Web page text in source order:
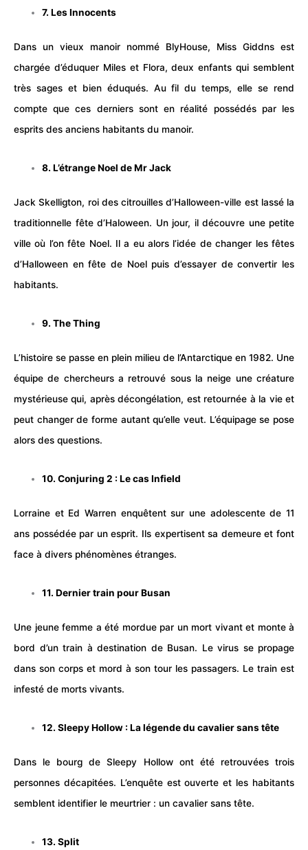
7. Les Innocents
Dans un vieux manoir nommé BlyHouse, Miss Giddns est
chargée d’éduquer Miles et Flora, deux enfants qui semblent
très sages et bien éduqués. Au fil du temps, elle se rend
compte que ces derniers sont en réalité possédés par les
esprits des anciens habitants du manoir.
8. L’étrange Noel de Mr Jack
Jack Skelligton, roi des citrouilles d’Halloween-ville est lassé la
traditionnelle fête d’Haloween. Un jour, il découvre une petite
ville où l’on fête Noel. Il a eu alors l’idée de changer les fêtes
d’Halloween en fête de Noel puis d’essayer de convertir les
habitants.
9. The Thing
L’histoire se passe en plein milieu de l’Antarctique en 1982. Une
équipe de chercheurs a retrouvé sous la neige une créature
mystérieuse qui, après décongélation, est retournée à la vie et
peut changer de forme autant qu’elle veut. L’équipage se pose
alors des questions.
10. Conjuring 2 : Le cas Infield
Lorraine et Ed Warren enquêtent sur une adolescente de 11
ans possédée par un esprit. Ils expertisent sa demeure et font
face à divers phénomènes étranges.
11. Dernier train pour Busan
Une jeune femme a été mordue par un mort vivant et monte à
bord d’un train à destination de Busan. Le virus se propage
dans son corps et mord à son tour les passagers. Le train est
infesté de morts vivants.
12. Sleepy Hollow : La légende du cavalier sans tête
Dans le bourg de Sleepy Hollow ont été retrouvées trois
personnes décapitées. L’enquête est ouverte et les habitants
semblent identifier le meurtrier : un cavalier sans tête.
13. Split